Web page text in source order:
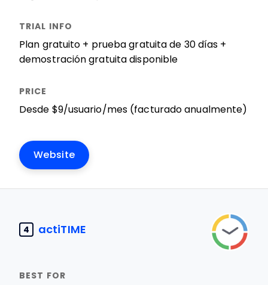
Plan gratuito + prueba gratuita de 30 días +
demostración gratuita disponible
Desde $9/usuario/mes (facturado anualmente)
Website
4 actiTIME